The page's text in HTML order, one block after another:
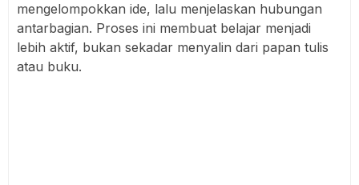
mengelompokkan ide, lalu menjelaskan hubungan
antarbagian. Proses ini membuat belajar menjadi
lebih aktif, bukan sekadar menyalin dari papan tulis
atau buku.